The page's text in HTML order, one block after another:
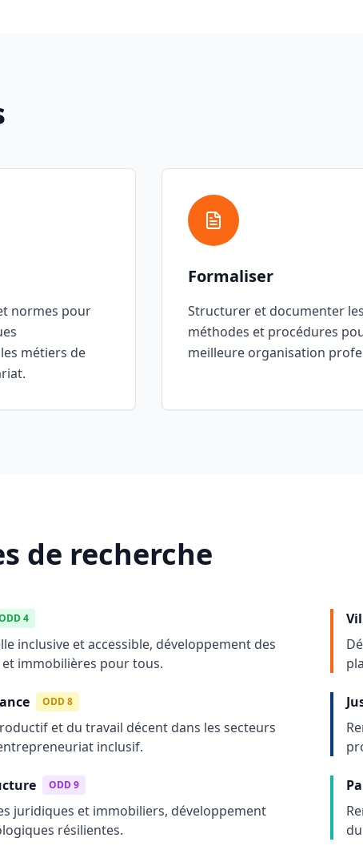
normes pour
métiers de
Formaliser
Structurer et documenter
méthodes et procédures
meilleure organisation
de recherche
4
inclusive et accessible, développement des
immobilières pour tous.
ODD 8
et du travail décent dans les secteurs
inclusif.
ODD 9
juridiques et immobiliers, développement
résilientes.